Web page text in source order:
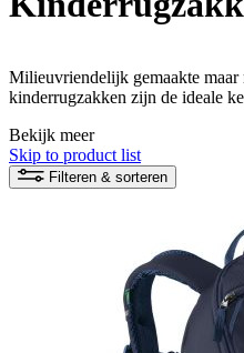
Milieuvriendelijk gemaakte
kinderrugzakken zijn de ideale
mobiliteit. Deze rugzakken voor
duurzame materialen en bieden
gewatteerde schouderbanden en
Bekijk meer
Skip to product list
Filteren & sorteren